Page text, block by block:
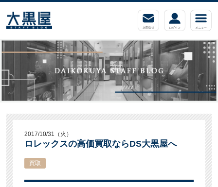
2017/10/31（火）
ロレックスの高価買取ならDS大黒屋へ
買取